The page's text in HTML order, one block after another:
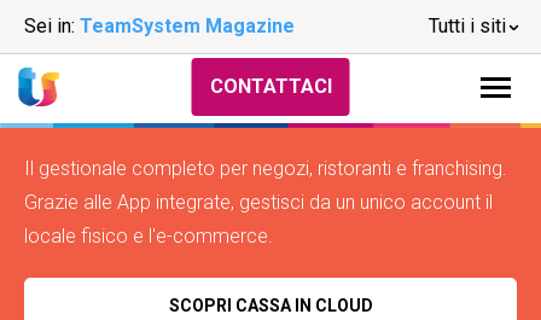
Sei in: TeamSystem Magazine Tutti i siti
CONTATTACI
Il gestionale completo per negozi, ristoranti e franchising.
Grazie alle App integrate, gestisci da un unico account il
locale fisico e l'e-commerce.
SCOPRI CASSA IN CLOUD